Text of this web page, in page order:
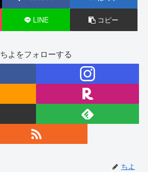
LINE コピー
ちよをフォローする
ちよ